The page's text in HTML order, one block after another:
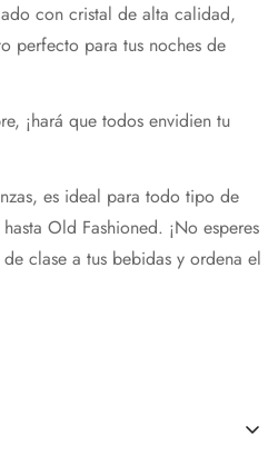
con cristal de alta calidad,
perfecto para tus noches de
¡hará que todos envidien tu
es ideal para todo tipo de
Old Fashioned. ¡No esperes
clase a tus bebidas y ordena el